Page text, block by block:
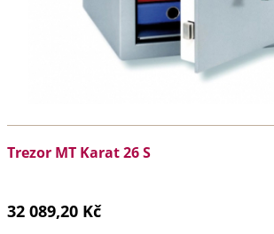
Trezor MT Karat 26 S
32 089,20 Kč